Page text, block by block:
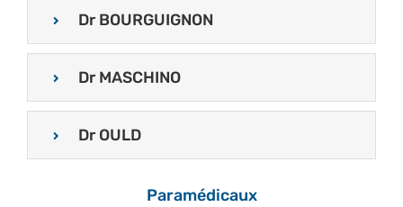
Dr BOURGUIGNON
Dr MASCHINO
Dr OULD
Paramédicaux